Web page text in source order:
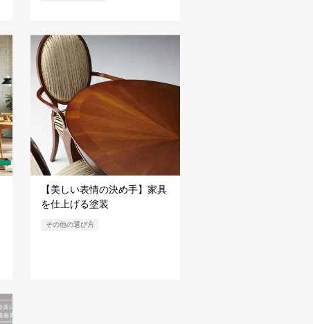
【美しい表情の決め手】家具
を仕上げる塗装
その他の選び方